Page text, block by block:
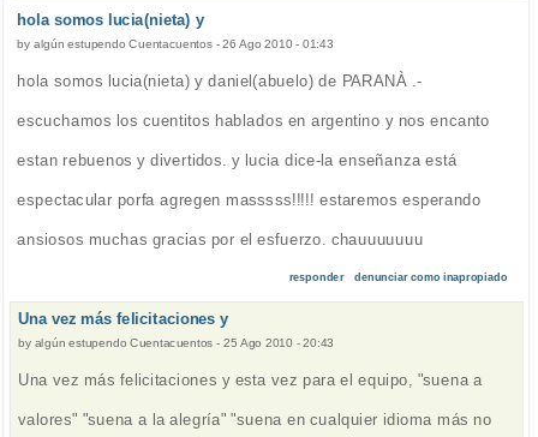
hola somos lucia(nieta) y
by algún estupendo Cuentacuentos-26 Ago 2010 - 01:43
hola somos lucia(nieta) y daniel(abuelo) de PARANÀ .-
escuchamos los cuentitos hablados en argentino y nos encanto
estan rebuenos y divertidos. y lucia dice-la enseñanza está
espectacular porfa agregen masssss!!!!! estaremos esperando
ansiosos muchas gracias por el esfuerzo. chauuuuuuu
responder denunciar como inapropiado
Una vez más felicitaciones y
by algún estupendo Cuentacuentos - 25 Ago 2010 - 20:43
Una vez más felicitaciones y esta vez para el equipo, "suena a
valores" "suena a la alegría" "suena en cualquier idioma más no